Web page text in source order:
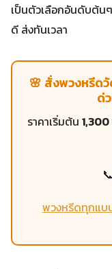
เป็นตัวเลือกอันดับต้น
ดี ส่งทันเวลา
🌸 สั่งพวงหรีด
ด่
ราคาเริ่มต้น 1,300
📞
พวงหรีดทุกแบ